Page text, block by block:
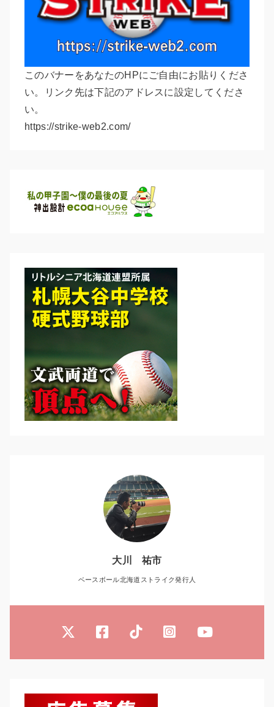
このバナーをあなたのHPにご自由にお貼りくださ
い。リンク先は下記のアドレスに設定してくださ
い。
https://strike-web2.com/
大川 祐市
ベースボール北海道ストライク発行人